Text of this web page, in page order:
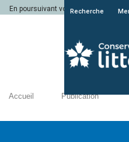
En poursuivant votre navigation sur
Recherche
Accueil Publication